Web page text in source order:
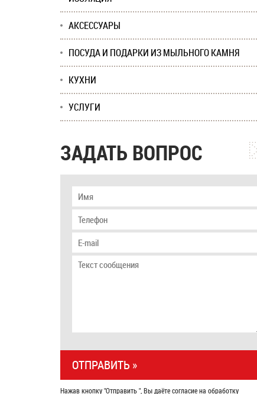
АКСЕССУАРЫ
ПОСУДА И ПОДАРКИ ИЗ МЫЛЬНОГО КАМНЯ
КУХНИ
УСЛУГИ
ЗАДАТЬ ВОПРОС
Нажав кнопку "Отправить ", Вы даёте согласие на обработку